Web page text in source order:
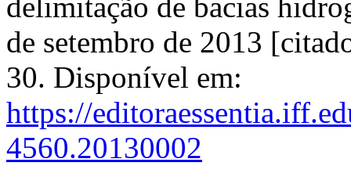
de setembro de 2013
30. Disponível em:
https://
4560.20130002